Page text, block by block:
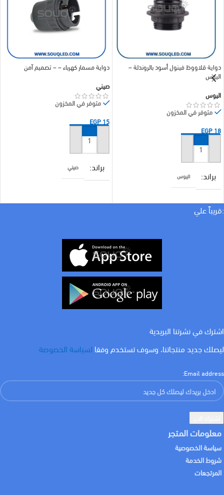
دواية قلاووظ فينول أسود بالروندلة –
اليوس
اليوس
متوفر في المخزون
EGP18
إضافة إلى السلة
براند اليوس
COLOR اسود
دواية مسمار كهرباء – – تصميم آمن
صيني
متوفر في المخزون
EGP15
إضافة إلى السلة
براند صيني
:قريباً علي
اشترك في نشرتنا البريدية
ليصلك جديد منتجاتنا، وسوف تستخدم وفقا لسياسة الخصوصة
Email address:
معلومات المتجر
سياسة الخصوصية
شروط الخدمة
المرتجعات